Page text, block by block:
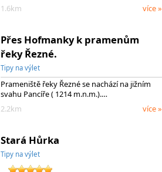
1.6km
více »
Přes Hofmanky k pramenům
řeky Řezné.
Tipy na výlet
Prameniště řeky Řezné se nachází na jižním
svahu Pancíře ( 1214 m.n.m.).…
2.2km
více »
Stará Hůrka
Tipy na výlet